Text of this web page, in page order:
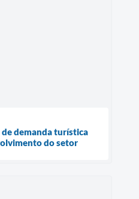
de demanda turística
do setor